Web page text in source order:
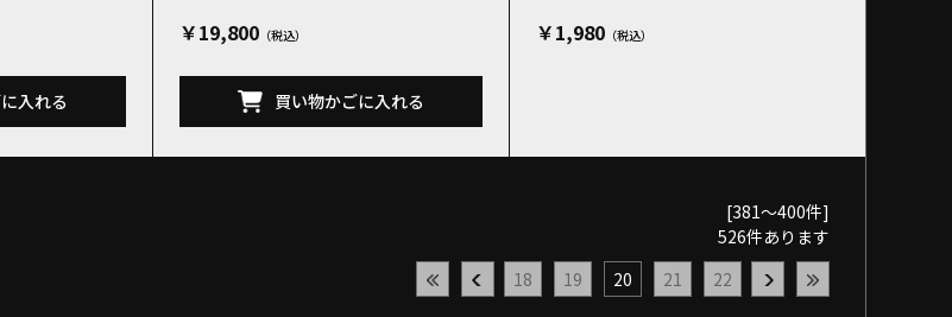
入れる
￥19,800
買い物かごに入れる
￥1,980
[381～400件]
526件あります
18
19 20 21 22